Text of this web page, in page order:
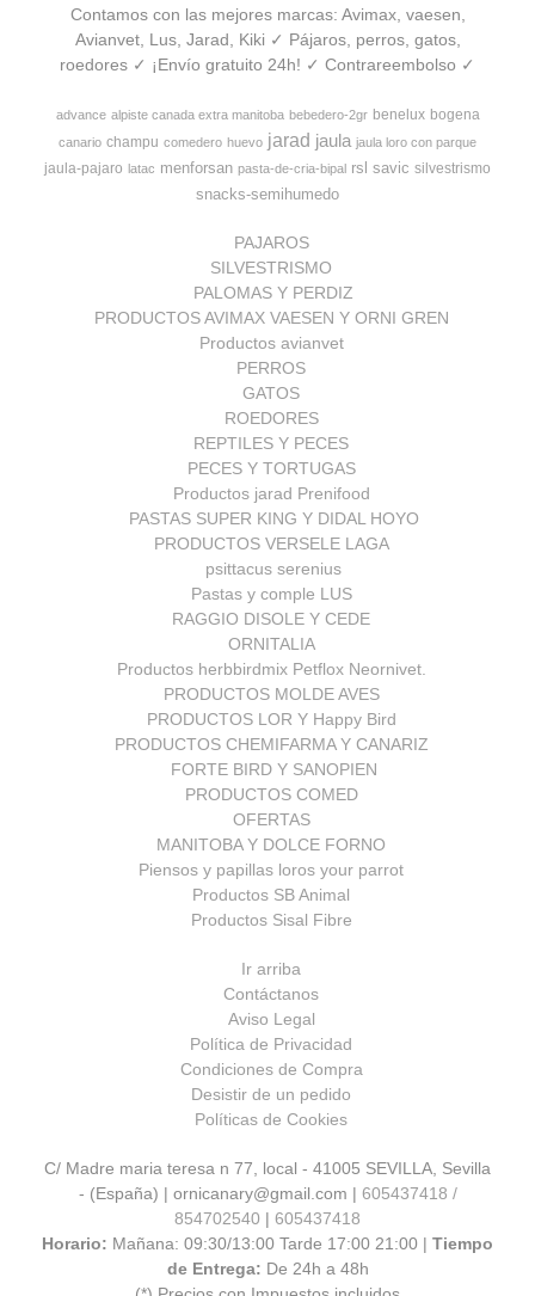
Contamos con las mejores marcas: Avimax, vaesen,
Avianvet, Lus, Jarad, Kiki ✓ Pájaros, perros, gatos,
roedores ✓ ¡Envío gratuito 24h! ✓ Contrareembolso ✓
advance alpiste canada extra manitoba bebedero-2gr benelux bogena
canario champu comedero huevo jarad jaula jaula loro con parque
jaula-pajaro latac menforsan pasta-de-cria-bipal rsl savic silvestrismo
snacks-semihumedo
PAJAROS
SILVESTRISMO
PALOMAS Y PERDIZ
PRODUCTOS AVIMAX VAESEN Y ORNI GREN
Productos avianvet
PERROS
GATOS
ROEDORES
REPTILES Y PECES
PECES Y TORTUGAS
Productos jarad Prenifood
PASTAS SUPER KING Y DIDAL HOYO
PRODUCTOS VERSELE LAGA
psittacus serenius
Pastas y comple LUS
RAGGIO DISOLE Y CEDE
ORNITALIA
Productos herbbirdmix Petflox Neornivet.
PRODUCTOS MOLDE AVES
PRODUCTOS LOR Y Happy Bird
PRODUCTOS CHEMIFARMA Y CANARIZ
FORTE BIRD Y SANOPIEN
PRODUCTOS COMED
OFERTAS
MANITOBA Y DOLCE FORNO
Piensos y papillas loros your parrot
Productos SB Animal
Productos Sisal Fibre
Ir arriba
Contáctanos
Aviso Legal
Política de Privacidad
Condiciones de Compra
Desistir de un pedido
Políticas de Cookies
C/ Madre maria teresa n 77, local - 41005 SEVILLA, Sevilla
- (España) | ornicanary@gmail.com | 605437418 /
854702540 | 605437418
Horario: Mañana: 09:30/13:00 Tarde 17:00 21:00 | Tiempo
de Entrega: De 24h a 48h